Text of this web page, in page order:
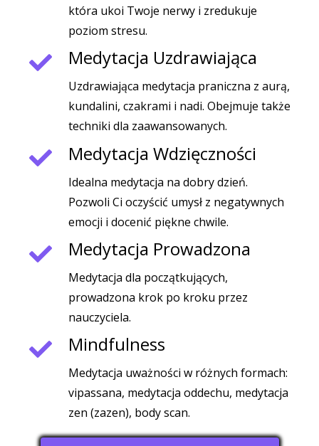
która ukoi Twoje nerwy i zredukuje
poziom stresu.
Medytacja Uzdrawiająca
Uzdrawiająca medytacja praniczna z aurą,
kundalini, czakrami i nadi. Obejmuje także
techniki dla zaawansowanych.
Medytacja Wdzięczności
Idealna medytacja na dobry dzień.
Pozwoli Ci oczyścić umysł z negatywnych
emocji i docenić piękne chwile.
Medytacja Prowadzona
Medytacja dla początkujących,
prowadzona krok po kroku przez
nauczyciela.
Mindfulness
Medytacja uważności w różnych formach:
vipassana, medytacja oddechu, medytacja
zen (zazen), body scan.